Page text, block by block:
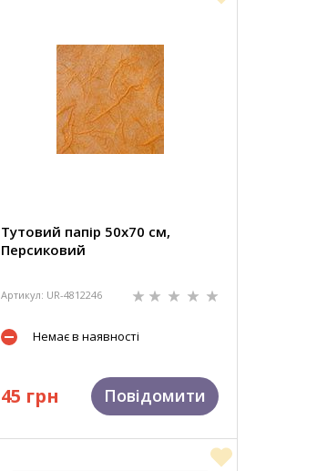
Тутовий папір 50х70 см,
Персиковий
Артикул: UR-4812246
Немає в наявності
45 грн Повідомити